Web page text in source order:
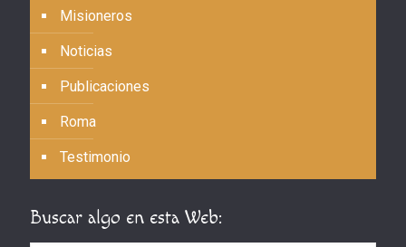
Misioneros
Noticias
Publicaciones
Roma
Testimonio
Buscar algo en esta Web: